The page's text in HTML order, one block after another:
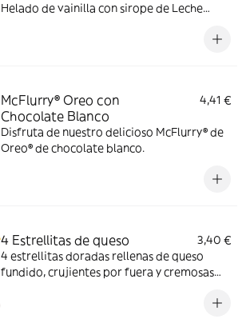
Helado de vainilla con sirope de Leche
ahora y no te quedes sin tus mitiquísimos
McFlurry® Oreo con
Chocolate Blanco
4,41 €
Disfruta de nuestro delicioso McFlurry® de
Oreo® de chocolate blanco.
4 Estrellitas de queso
3,40 €
4 estrellitas doradas rellenas de queso
fundido, crujientes por fuera y cremosas